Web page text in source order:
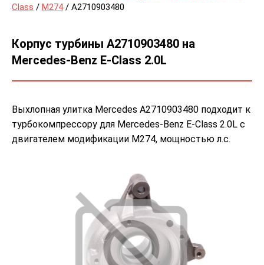
Class / M274 / A2710903480
Корпус турбины A2710903480 на
Mercedes-Benz E-Class 2.0L
Выхлопная улитка Mercedes A2710903480 подходит к
турбокомпрессору для Mercedes-Benz E-Class 2.0L с
двигателем модификации M274, мощностью л.с.